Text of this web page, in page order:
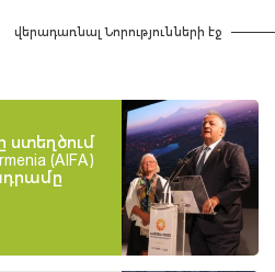
վերադառնալ Նորությունների էջ
ստեղծում
(AIFA)